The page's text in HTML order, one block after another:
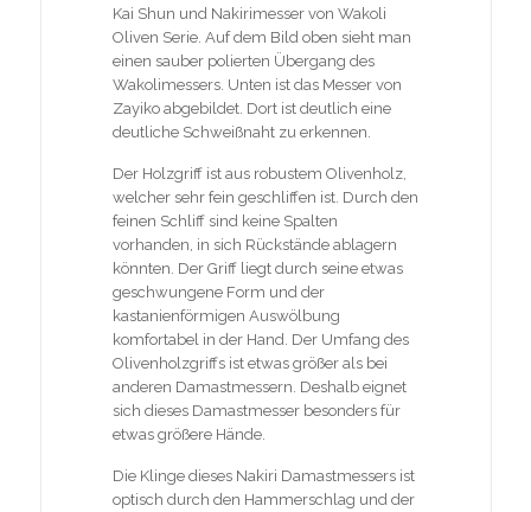
Kai Shun und Nakirimesser von Wakoli
Oliven Serie. Auf dem Bild oben sieht man
einen sauber polierten Übergang des
Wakolimessers. Unten ist das Messer von
Zayiko abgebildet. Dort ist deutlich eine
deutliche Schweißnaht zu erkennen.
Der Holzgriff ist aus robustem Olivenholz,
welcher sehr fein geschliffen ist. Durch den
feinen Schliff sind keine Spalten
vorhanden, in sich Rückstände ablagern
könnten. Der Griff liegt durch seine etwas
geschwungene Form und der
kastanienförmigen Auswölbung
komfortabel in der Hand. Der Umfang des
Olivenholzgriffs ist etwas größer als bei
anderen Damastmessern. Deshalb eignet
sich dieses Damastmesser besonders für
etwas größere Hände.
Die Klinge dieses Nakiri Damastmessers ist
optisch durch den Hammerschlag und der